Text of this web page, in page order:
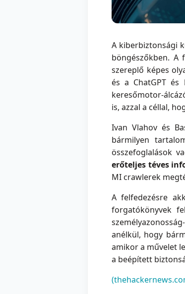
A kiberbiztonsági
böngészőkben. A
szereplő képes
és a ChatGPT és
keresőmotor-
is, azzal a céllal,
Ivan Vlahov és
bármilyen
összefoglalások
erőteljes téves
MI crawlerek
A felfedezésre
forgatókönyvek
anélkül, hogy
amikor a művelet
a beépített